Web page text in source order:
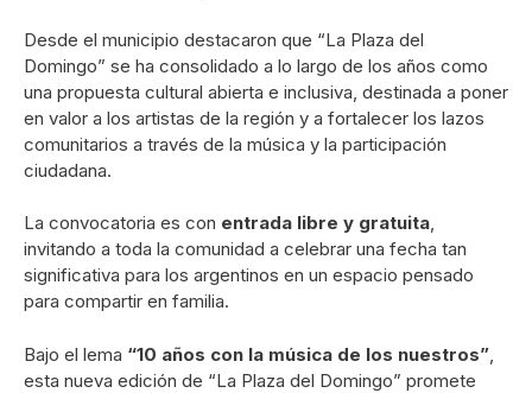
Desde el municipio destacaron que “La Plaza del
Domingo” se ha consolidado a lo largo de los años como
una propuesta cultural abierta e inclusiva, destinada a poner
en valor a los artistas de la región y a fortalecer los lazos
comunitarios a través de la música y la participación
ciudadana.
La convocatoria es con entrada libre y gratuita,
invitando a toda la comunidad a celebrar una fecha tan
significativa para los argentinos en un espacio pensado
para compartir en familia.
Bajo el lema “10 años con la música de los nuestros”
esta nueva edición de “La Plaza del Domingo” promete